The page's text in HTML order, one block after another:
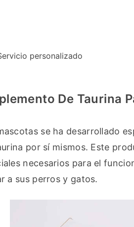
personalizado
De Taurina
se ha desarrollado
por sí mismos. Este
necesarios para el
a sus perros y gatos.